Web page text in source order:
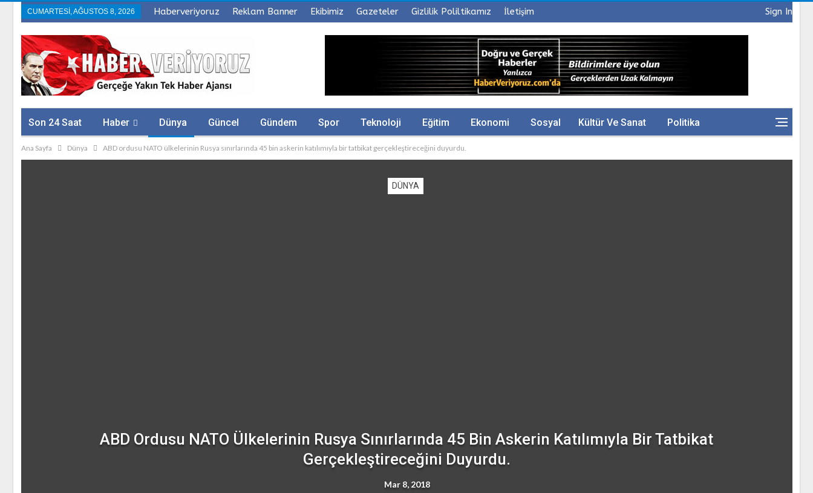
Sign In
CUMARTESI, AĞUSTOS 8, 2026 Haberveriyoruz Reklam Banner Ekibimiz Gazeteler Gizlilik Poliltikamız İletişim
Son 24 Saat Haber Dünya Güncel Gündem Spor Teknoloji Eğitim Ekonomi Sosyal Kültür Ve Sanat Politika
Sağlık Firmalar
Ana Sayfa Dünya ABD ordusu NATO ülkelerinin Rusya sınırlarında 45 bin askerin katılımıyla bir tatbikat gerçekleştireceğini duyurdu.
DÜNYA
ABD Ordusu NATO Ülkelerinin Rusya Sınırlarında 45 Bin Askerin Katılımıyla Bir Tatbikat
Gerçekleştireceğini Duyurdu.
Mar 8, 2018